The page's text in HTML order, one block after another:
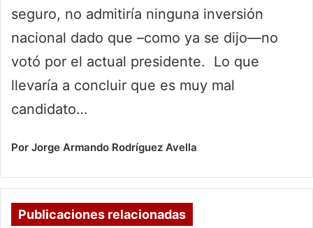
seguro, no admitiría ninguna inversión
nacional dado que –como ya se dijo—no
votó por el actual presidente. Lo que
llevaría a concluir que es muy mal
candidato…
Por Jorge Armando Rodríguez Avella
Publicaciones relacionadas